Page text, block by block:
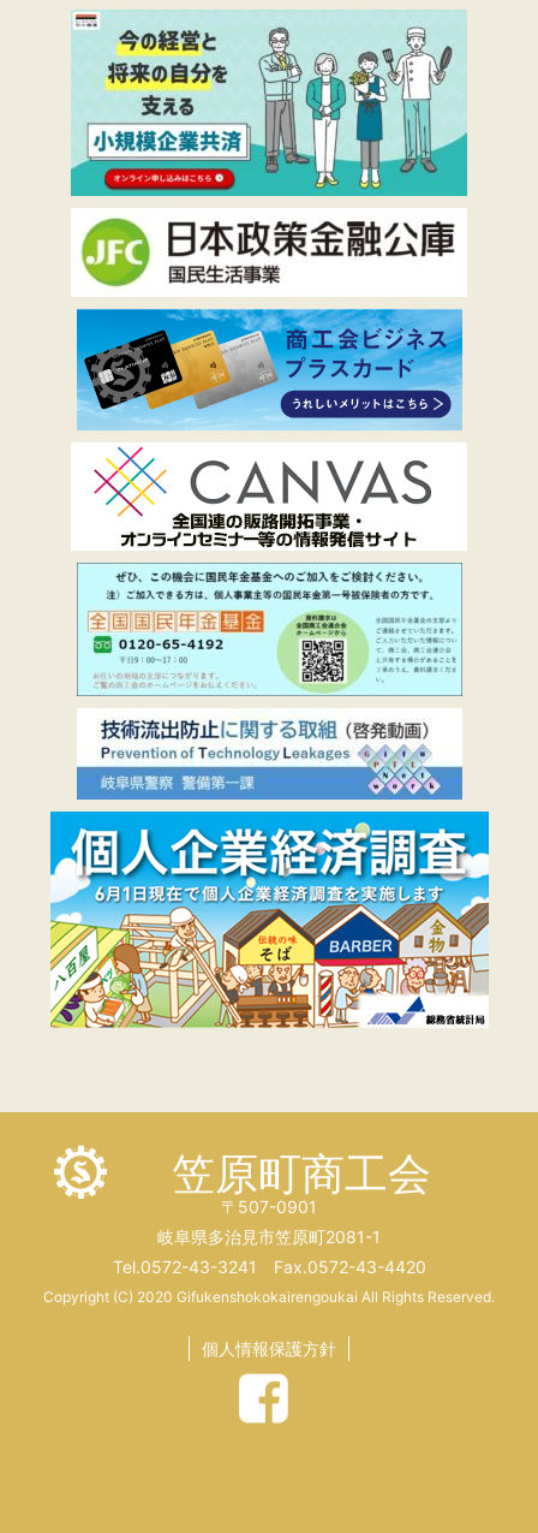
笠原町商工会
〒507-0901
岐阜県多治見市笠原町2081-1
Tel.0572-43-3241 Fax.0572-43-4420
Copyright (C) 2020 Gifukenshokokairengoukai All Rights Reserved.
個人情報保護方針